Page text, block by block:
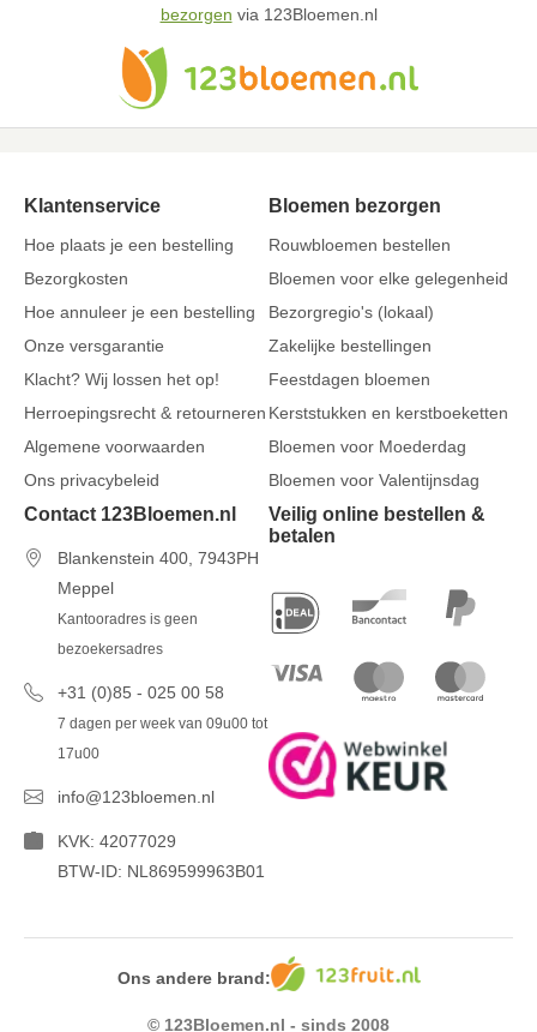
bezorgen via 123Bloemen.nl
Klantenservice
Hoe plaats je een bestelling
Bezorgkosten
Hoe annuleer je een bestelling
Onze versgarantie
Klacht? Wij lossen het op!
Herroepingsrecht & retourneren
Algemene voorwaarden
Ons privacybeleid
Bloemen bezorgen
Rouwbloemen bestellen
Bloemen voor elke gelegenheid
Bezorgregio's (lokaal)
Zakelijke bestellingen
Feestdagen bloemen
Kerststukken en kerstboeketten
Bloemen voor Moederdag
Bloemen voor Valentijnsdag
Contact 123Bloemen.nl
Blankenstein 400, 7943PH
Meppel
Kantooradres is geen
bezoekersadres
+31 (0)85 - 025 00 58
7 dagen per week van 09u00 tot
17u00
info@123bloemen.nl
KVK: 42077029
BTW-ID: NL869599963B01
Veilig online bestellen &
betalen
Ons andere brand:
© 123Bloemen.nl - sinds 2008